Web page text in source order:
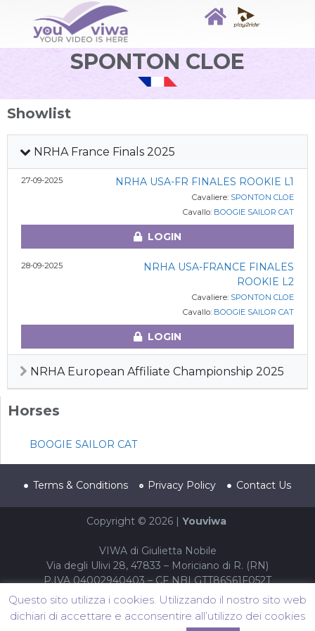
SPONTON CLOE
Showlist
NRHA France Finals 2025
27-09-2025 NRHA USA-FR FINALES ROOKIE L1
Cavaliere: SPONTON CLOE
Cavallo: BOOGIE SAILOR CAT
LOGIN
28-09-2025
NRHA USA-FRANCE FINALES
ROOKIE L2
Cavaliere: SPONTON CLOE
Cavallo: BOOGIE SAILOR CAT
LOGIN
NRHA European Affiliate Championship 2025
Horses
BOOGIE SAILOR CAT
Terms & Conditions Privacy Policy Contact Us
Copyright © 2026 | Youviwa
VIWA di Giulietta Nobile
Via degli Ulivi 28, 47833 – Moriciano di R. (RN)
P.IVA 04002940403 – CF NBLGTT86S61F052T
Questo sito utilizza i cookies. Utilizzando il nostro sito web
dichiari di accettare e acconsentire all’utilizzo dei cookies